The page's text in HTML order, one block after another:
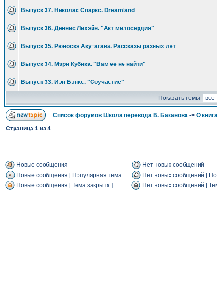
Выпуск 37. Николас Спаркс. Dreamland
Выпуск 36. Деннис Лихэйн. "Акт милосердия"
Выпуск 35. Рюноскэ Акутагава. Рассказы разных лет
Выпуск 34. Мэри Кубика. "Вам ее не найти"
Выпуск 33. Иэн Бэнкс. "Соучастие"
Показать темы:
Список форумов Школа перевода В. Баканова -> О
Страница 1 из 4
Новые сообщения
Нет новых сообщений
Новые сообщения [ Популярная тема ]
Нет новых сообщений [
Новые сообщения [ Тема закрыта ]
Нет новых сообщений [